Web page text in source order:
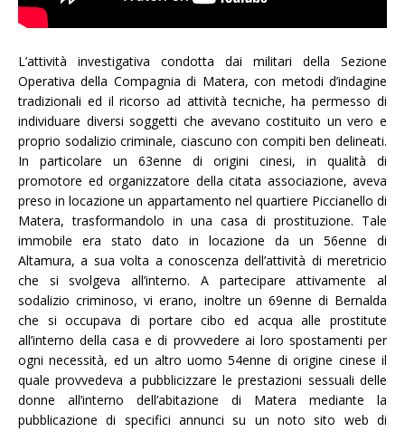
L’attività investigativa condotta dai militari della Sezione
Operativa della Compagnia di Matera, con metodi d’indagine
tradizionali ed il ricorso ad attività tecniche, ha permesso di
individuare diversi soggetti che avevano costituito un vero e
proprio sodalizio criminale, ciascuno con compiti ben delineati.
In particolare un 63enne di origini cinesi, in qualità di
promotore ed organizzatore della citata associazione, aveva
preso in locazione un appartamento nel quartiere Piccianello di
Matera, trasformandolo in una casa di prostituzione. Tale
immobile era stato dato in locazione da un 56enne di
Altamura, a sua volta a conoscenza dell’attività di meretricio
che si svolgeva all’interno. A partecipare attivamente al
sodalizio criminoso, vi erano, inoltre un 69enne di Bernalda
che si occupava di portare cibo ed acqua alle prostitute
all’interno della casa e di provvedere ai loro spostamenti per
ogni necessità, ed un altro uomo 54enne di origine cinese il
quale provvedeva a pubblicizzare le prestazioni sessuali delle
donne all’interno dell’abitazione di Matera mediante la
pubblicazione di specifici annunci su un noto sito web di